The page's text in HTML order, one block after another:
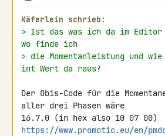
Käferlein schrieb:
> Ist das was ich da im Editor
wo finde ich
> die Momentanleistung und
int Wert da raus?
Der Obis-Code für die
aller drei Phasen wäre
https://www.promotic.eu/en/